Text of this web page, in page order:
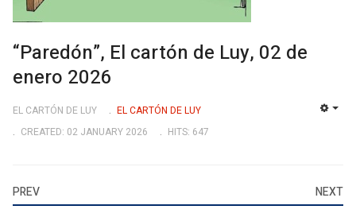
“Paredón”, El cartón de Luy, 02 de
enero 2026
EL CARTÓN DE LUY
EL CARTÓN DE LUY
CREATED: 02 JANUARY 2026
HITS: 647
PREV NEXT